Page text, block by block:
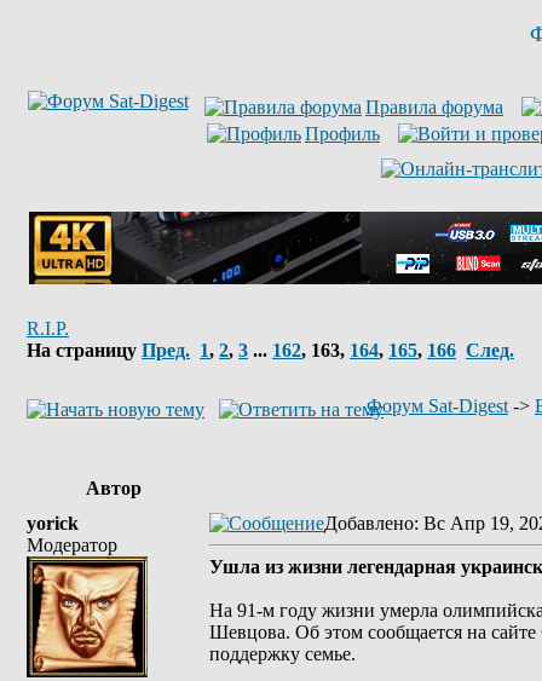
Правила форума
Профиль
R.I.P.
На страницу Пред. 1, 2, 3 ... 162, 163, 164, 165, 166 След.
Форум Sat-Digest ->
Автор
yorick
Модератор
Добавлено: Вс Апр 19,
Ушла из жизни легендарная
На 91-м году жизни умерла
Шевцова. Об этом сообщается на
поддержку семье.